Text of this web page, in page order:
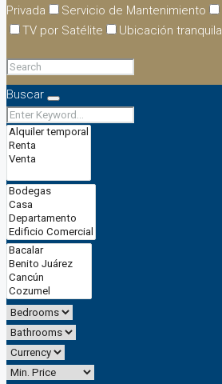
Privada
Servicio de Mantenimiento
TV por Satélite
Ubicación tranquila
Buscar